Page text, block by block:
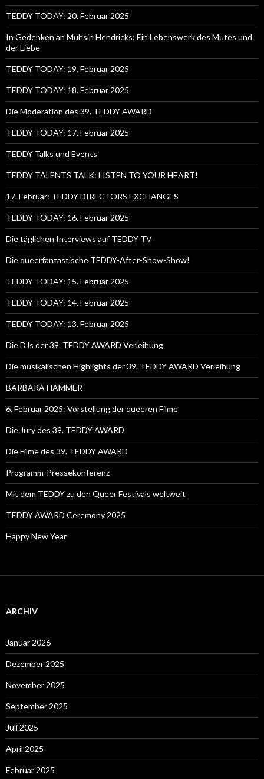
TEDDY TODAY: 20. Februar 2025
In Gedenken an Muhsin Hendricks: Ein Lebenswerk des Mutes und
der Liebe
TEDDY TODAY: 19. Februar 2025
TEDDY TODAY: 18. Februar 2025
Die Moderation des 39. TEDDY AWARD
TEDDY TODAY: 17. Februar 2025
TEDDY Talks und Events
TEDDY TALENTS TALK: LISTEN TO YOUR HEART!
17. Februar: TEDDY DIRECTORS EXCHANGES
TEDDY TODAY: 16. Februar 2025
Die täglichen Interviews auf TEDDY TV
Die queerfantastische TEDDY-After-Show-Show!
TEDDY TODAY: 15. Februar 2025
TEDDY TODAY: 14. Februar 2025
TEDDY TODAY: 13. Februar 2025
Die DJs der 39. TEDDY AWARD Verleihung
Die musikalischen Highlights der 39. TEDDY AWARD Verleihung
BARBARA HAMMER
6. Februar 2025: Vorstellung der queeren Filme
Die Jury des 39. TEDDY AWARD
Die Filme des 39. TEDDY AWARD
Programm-Pressekonferenz
Mit dem TEDDY zu den Queer Festivals weltweit
TEDDY AWARD Ceremony 2025
Happy New Year
ARCHIV
Januar 2026
Dezember 2025
November 2025
September 2025
Juli 2025
April 2025
Februar 2025